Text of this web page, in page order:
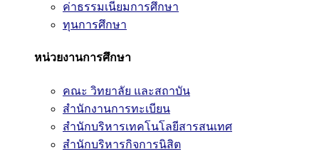
ค่าธรรมเนียมการศึกษา
ทุนการศึกษา
หน่วยงานการศึกษา
คณะ วิทยาลัย และสถาบัน
สำนักงานการทะเบียน
สำนักบริหารเทคโนโลยีสารสนเทศ
สำนักบริหารกิจการนิสิต